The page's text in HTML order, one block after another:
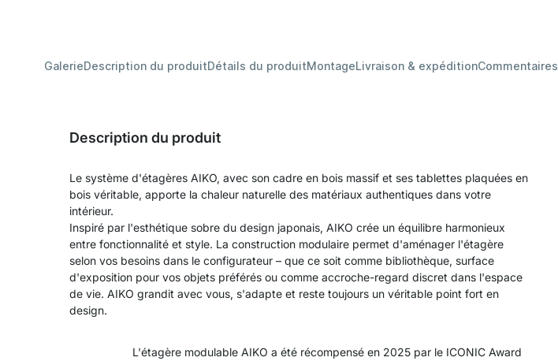
GalerieDescription du produitDétails du produitMontageLivraison & expéditionCommentaires
Description du produit
Le système d'étagères AIKO, avec son cadre en bois massif et ses tablettes plaquées en
bois véritable, apporte la chaleur naturelle des matériaux authentiques dans votre
intérieur.
Inspiré par l'esthétique sobre du design japonais, AIKO crée un équilibre harmonieux
entre fonctionnalité et style. La construction modulaire permet d'aménager l'étagère
selon vos besoins dans le configurateur – que ce soit comme bibliothèque, surface
d'exposition pour vos objets préférés ou comme accroche-regard discret dans l'espace
de vie. AIKO grandit avec vous, s'adapte et reste toujours un véritable point fort en
design.
L'étagère modulable AIKO a été récompensé en 2025 par le ICONIC Award